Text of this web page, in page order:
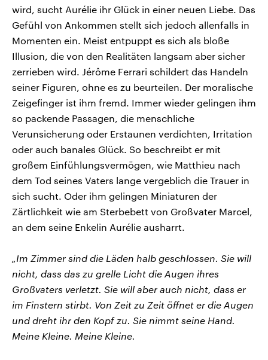
wird, sucht Aurélie ihr Glück in einer neuen Liebe. Das
Gefühl von Ankommen stellt sich jedoch allenfalls in
Momenten ein. Meist entpuppt es sich als bloße
Illusion, die von den Realitäten langsam aber sicher
zerrieben wird. Jérôme Ferrari schildert das Handeln
seiner Figuren, ohne es zu beurteilen. Der moralische
Zeigefinger ist ihm fremd. Immer wieder gelingen ihm
so packende Passagen, die menschliche
Verunsicherung oder Erstaunen verdichten, Irritation
oder auch banales Glück. So beschreibt er mit
großem Einfühlungsvermögen, wie Matthieu nach
dem Tod seines Vaters lange vergeblich die Trauer in
sich sucht. Oder ihm gelingen Miniaturen der
Zärtlichkeit wie am Sterbebett von Großvater Marcel,
an dem seine Enkelin Aurélie ausharrt.
„Im Zimmer sind die Läden halb geschlossen. Sie will
nicht, dass das zu grelle Licht die Augen ihres
Großvaters verletzt. Sie will aber auch nicht, dass er
im Finstern stirbt. Von Zeit zu Zeit öffnet er die Augen
und dreht ihr den Kopf zu. Sie nimmt seine Hand.
Meine Kleine. Meine Kleine.